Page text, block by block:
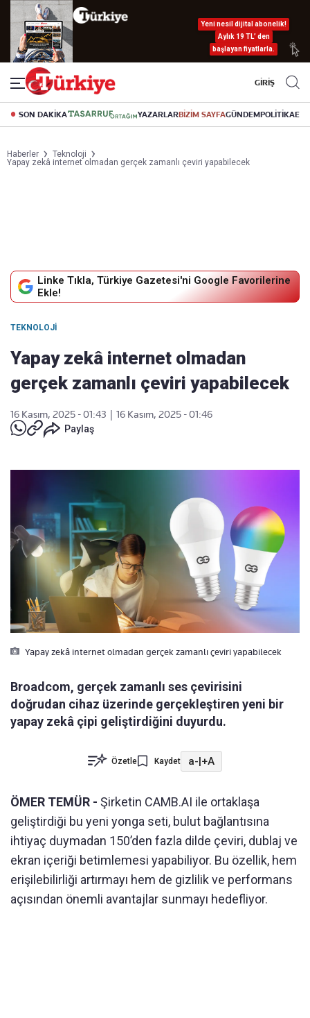
Yeni nesil dijital abonelik!
Aylık 19 TL’ den
başlayan fiyatlarla.
GİRİŞ
SON DAKİKA YAZARLARBİZİM SAYFAGÜNDEMPOLİTİKA
Haberler
Teknoloji
Yapay zekâ internet olmadan gerçek zamanlı çeviri yapabilecek
Linke Tıkla, Türkiye Gazetesi'ni Google Favorilerine
Ekle!
TEKNOLOJI
Yapay zekâ internet olmadan
gerçek zamanlı çeviri yapabilecek
16 Kasım, 2025 - 01:43
16 Kasım, 2025 - 01:46
Paylaş
Yapay zekâ internet olmadan gerçek zamanlı çeviri yapabilecek
Broadcom, gerçek zamanlı ses çevirisini
doğrudan cihaz üzerinde gerçekleştiren yeni bir
yapay zekâ çipi geliştirdiğini duyurdu.
Özetle Kaydet a-|+A
ÖMER TEMÜR - Şirketin CAMB.AI ile ortaklaşa
geliştirdiği bu yeni yonga seti, bulut bağlantısına
ihtiyaç duymadan 150’den fazla dilde çeviri, dublaj ve
ekran içeriği betimlemesi yapabiliyor. Bu özellik, hem
erişilebilirliği artırmayı hem de gizlilik ve performans
açısından önemli avantajlar sunmayı hedefliyor.